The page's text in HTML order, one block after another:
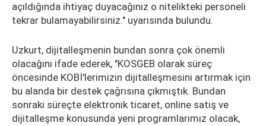
açıldığında ihtiyaç duyacağınız o nitelikteki personeli
tekrar bulamayabilirsiniz." uyarısında bulundu.
Uzkurt, dijitalleşmenin bundan sonra çok önemli
olacağını ifade ederek, "KOSGEB olarak süreç
öncesinde KOBİ'lerimizin dijitalleşmesini artırmak için
bu alanda bir destek çağrısına çıkmıştık. Bundan
sonraki süreçte elektronik ticaret, online satış ve
dijitalleşme konusunda yeni programlarımız olacak,